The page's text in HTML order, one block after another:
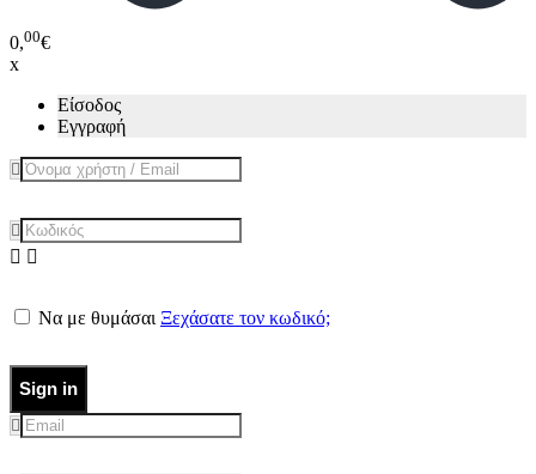
0,00€
x
Είσοδος
Εγγραφή
Να με θυμάσαι Ξεχάσατε τον κωδικό;
Sign in